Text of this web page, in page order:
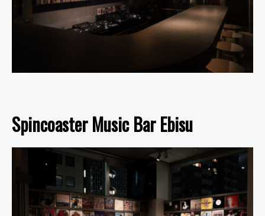
Spincoaster Music Bar Ebisu